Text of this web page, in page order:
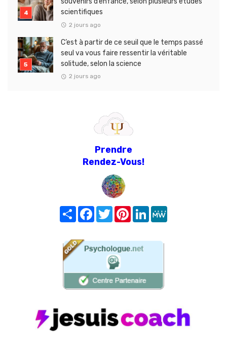
scientifiques
2 jours ago
C’est à partir de ce seuil que le temps passé
seul va vous faire ressentir la véritable
solitude, selon la science
2 jours ago
Prendre
Rendez-Vous!
Share FacebookTwitterPinterest
LinkedIn